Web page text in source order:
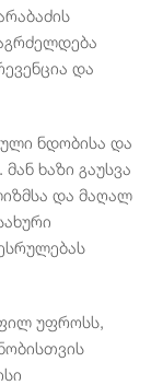
და
ნდობისა და
ხაზი გაუსვა
და მაღალ
უფროსს,